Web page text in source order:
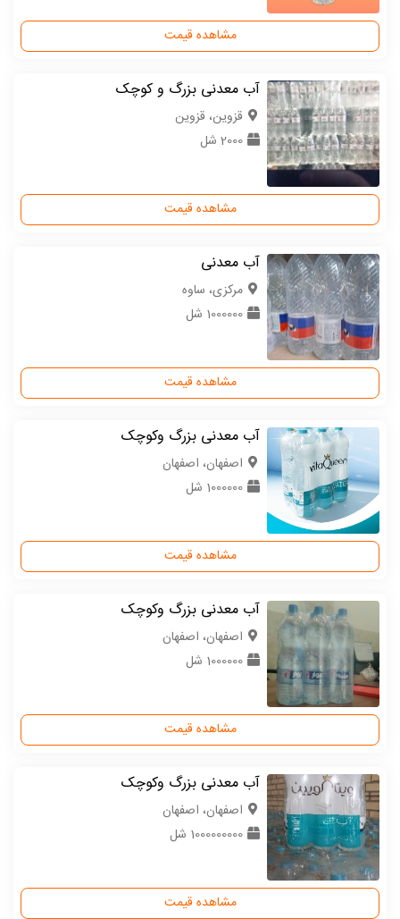
مشاهده قیمت
آب معدنی بزرگ و کوچک
قزوین، قزوین
2000 شل
مشاهده قیمت
آب معدنی
مركزی، ساوه
1000000 شل
مشاهده قیمت
آب معدنی بزرگ وکوچک
اصفهان، اصفهان
1000000 شل
مشاهده قیمت
آب معدنی بزرگ وکوچک
اصفهان، اصفهان
1000000 شل
مشاهده قیمت
آب معدنی بزرگ وکوچک
اصفهان، اصفهان
1000000000 شل
مشاهده قیمت